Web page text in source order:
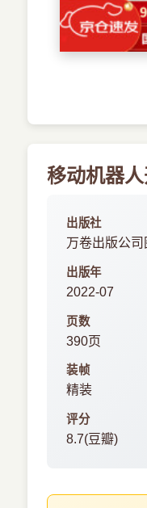
预订书籍
移动机器
出版社
万卷出版公
出版年
2022-07
页数
390页
装帧
精装
评分
8.7(豆瓣)